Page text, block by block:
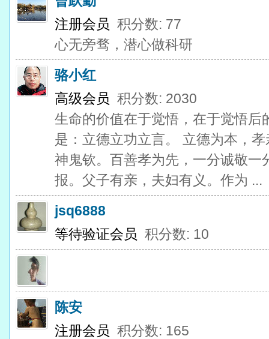
注册会员 积分数: 77
心无旁骛，潜心做科研
骆小红
高级会员 积分数: 2030
生命的价值在于觉悟，在于觉悟后
是：立德立功立言。 立德为本，
神鬼钦。百善孝为先，一分诚敬一
报。父子有亲，夫妇有义。作为 ...
jsq6888
等待验证会员 积分数: 10
陈安
注册会员 积分数: 165